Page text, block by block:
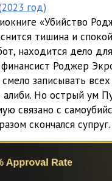
(Козий Николай)
год)
«Убийство
тишина и
находится дело
Роджер
записывать
алиби. Но острый ум
связано с
скончался супруг.